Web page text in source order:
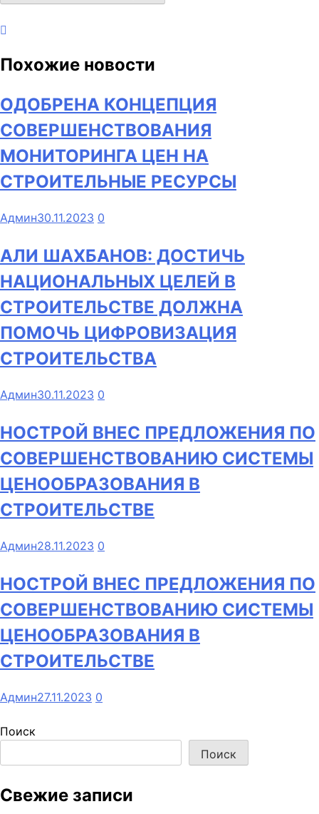
Похожие новости
ОДОБРЕНА КОНЦЕПЦИЯ
СОВЕРШЕНСТВОВАНИЯ
МОНИТОРИНГА ЦЕН НА
СТРОИТЕЛЬНЫЕ РЕСУРСЫ
Админ30.11.2023 0
АЛИ ШАХБАНОВ: ДОСТИЧЬ
НАЦИОНАЛЬНЫХ ЦЕЛЕЙ В
СТРОИТЕЛЬСТВЕ ДОЛЖНА
ПОМОЧЬ ЦИФРОВИЗАЦИЯ
СТРОИТЕЛЬСТВА
Админ30.11.2023 0
НОСТРОЙ ВНЕС ПРЕДЛОЖЕНИЯ ПО
СОВЕРШЕНСТВОВАНИЮ СИСТЕМЫ
ЦЕНООБРАЗОВАНИЯ В
СТРОИТЕЛЬСТВЕ
Админ28.11.2023 0
НОСТРОЙ ВНЕС ПРЕДЛОЖЕНИЯ ПО
СОВЕРШЕНСТВОВАНИЮ СИСТЕМЫ
ЦЕНООБРАЗОВАНИЯ В
СТРОИТЕЛЬСТВЕ
Админ27.11.2023 0
Поиск
Поиск
Свежие записи